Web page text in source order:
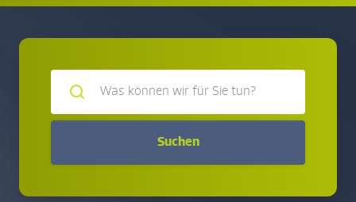
Suchen